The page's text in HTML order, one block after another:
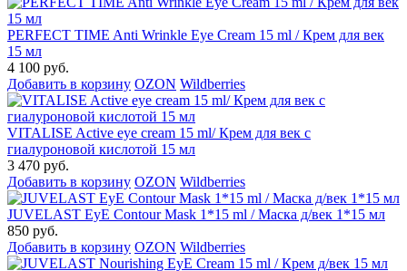
PERFECT TIME Anti Wrinkle Eye Cream 15 ml / Крем для век
15 мл
4 100 руб.
Добавить в корзину OZON Wildberries
VITALISE Active eye cream 15 ml/ Крем для век с
гиалуроновой кислотой 15 мл
3 470 руб.
Добавить в корзину OZON Wildberries
JUVELAST EyE Contour Mask 1*15 ml / Маска д/век 1*15 мл
850 руб.
Добавить в корзину OZON Wildberries